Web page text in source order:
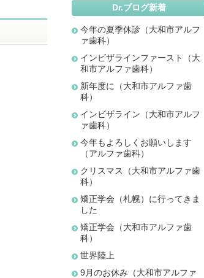
Dr.ブログ新着
今年の夏季休診（大和市アルフ
ァ歯科）
インビザラインファースト（大
和市アルファ歯科）
新年度に（大和市アルファ歯
科）
インビザライン（大和市アルフ
ァ歯科）
今年もよろしくお願いします
（アルファ歯科）
クリスマス（大和市アルファ歯
科）
矯正学会（札幌）に行ってきま
した
矯正学会（大和市アルファ歯
科）
世界陸上
9月のお休み（大和市アルファ